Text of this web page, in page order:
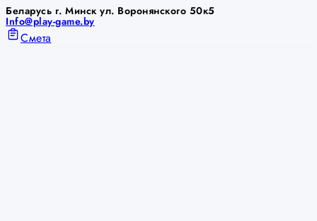
Беларусь г. Минск ул. Воронянского 50к5
Info@play-game.by
Смета